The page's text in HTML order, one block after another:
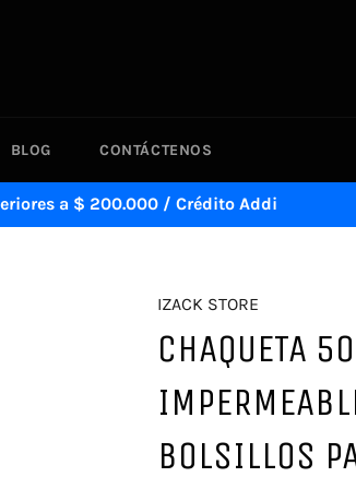
BLOG CONTÁCTENOS
a $ 200.000 / Crédito Addi
IZACK STORE
CHAQUETA
BOLSILLOS